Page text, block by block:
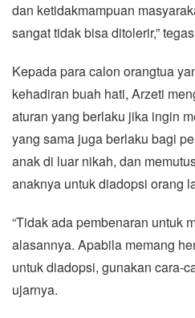
dan ketidakmampuan
sangat tidak bisa ditolerir,”
Kepada para calon orangtua
kehadiran buah hati, Arzeti
aturan yang berlaku jika ingin
yang sama juga berlaku bagi
anak di luar nikah, dan
anaknya untuk diadopsi orang
“Tidak ada pembenaran untuk
alasannya. Apabila memang
untuk diadopsi, gunakan cara-
ujarnya.